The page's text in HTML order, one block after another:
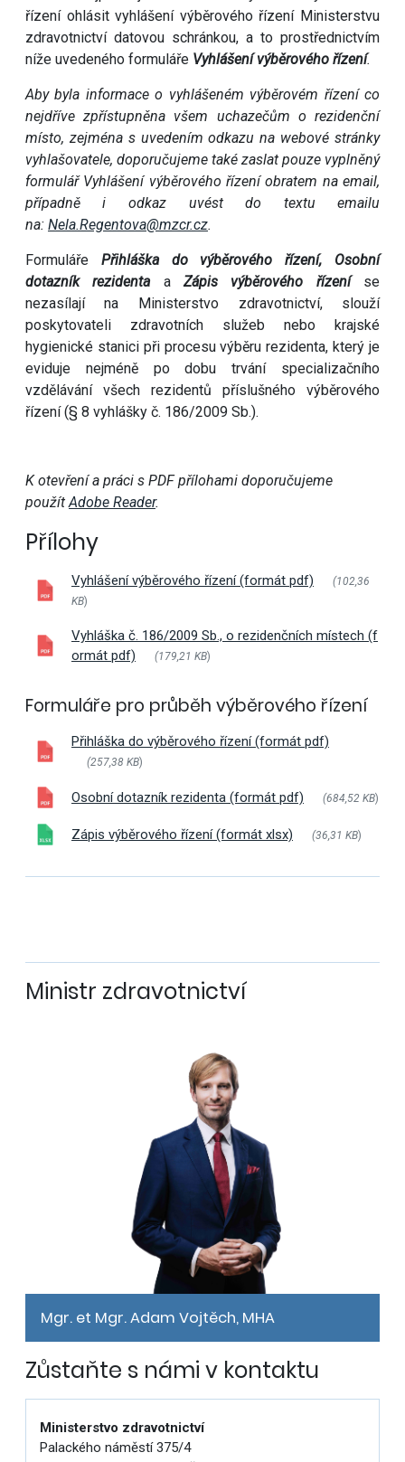
řízení ohlásit vyhlášení výběrového řízení Ministerstvu
zdravotnictví datovou schránkou, a to prostřednictvím
níže uvedeného formuláře Vyhlášení výběrového řízení.
Aby byla informace o vyhlášeném výběrovém řízení co
nejdříve zpřístupněna všem uchazečům o rezidenční
místo, zejména s uvedením odkazu na webové stránky
vyhlašovatele, doporučujeme také zaslat pouze vyplněný
formulář Vyhlášení výběrového řízení obratem na email,
případně i odkaz uvést do textu emailu
na: Nela.Regentova@mzcr.cz.
Formuláře Přihláška do výběrového řízení, Osobní
dotazník rezidentaaZápis výběrového řízení se
nezasílají na Ministerstvo zdravotnictví, slouží
poskytovateli zdravotních služeb nebo krajské
hygienické stanici při procesu výběru rezidenta, který je
eviduje nejméně po dobu trvání specializačního
vzdělávání všech rezidentů příslušného výběrového
řízení (§ 8 vyhlášky č. 186/2009 Sb.).
K otevření a práci s PDF přílohami doporučujeme
použítAdobe Reader.
Přílohy
Vyhlášení výběrového řízení (formát pdf)
(102,36
KB)
Vyhláška č. 186/2009 Sb., o rezidenčních místech (f
ormát pdf)
(179,21 KB)
Formuláře pro průběh výběrového řízení
Přihláška do výběrového řízení (formát pdf)
(257,38 KB)
Osobní dotazník rezidenta (formát pdf) (684,52 KB)
Zápis výběrového řízení (formát xlsx) (36,31 KB)
Ministr zdravotnictví
Mgr. et Mgr. Adam Vojtěch, MHA
Zůstaňte s námi v kontaktu
Ministerstvo zdravotnictví
Palackého náměstí 375/4